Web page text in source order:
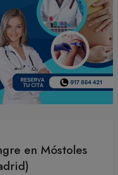
en Móstoles